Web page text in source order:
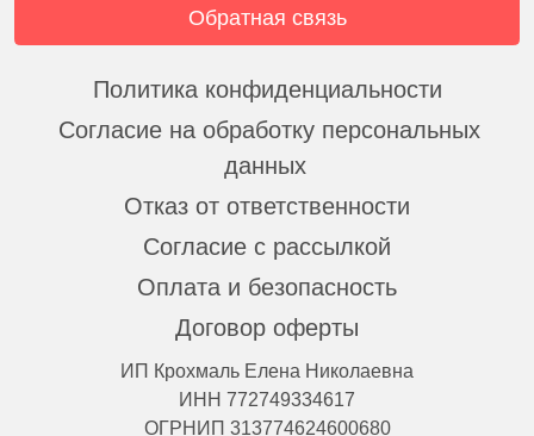
Обратная связь
Политика конфиденциальности
Согласие на обработку персональных
данных
Отказ от ответственности
Согласие с рассылкой
Оплата и безопасность
Договор оферты
ИП Крохмаль Елена Николаевна
ИНН 772749334617
ОГРНИП 313774624600680